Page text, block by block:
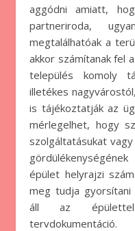
aggódni amiatt,
partneriroda,
megtalálhatóak a
akkor számítanak fel
település komoly
illetékes
is tájékoztatják az
mérlegelhet, hogy
szolgáltatásukat
épület helyrajzi
meg tudja gyorsítani
áll az épülettel
tervdokumentáció.